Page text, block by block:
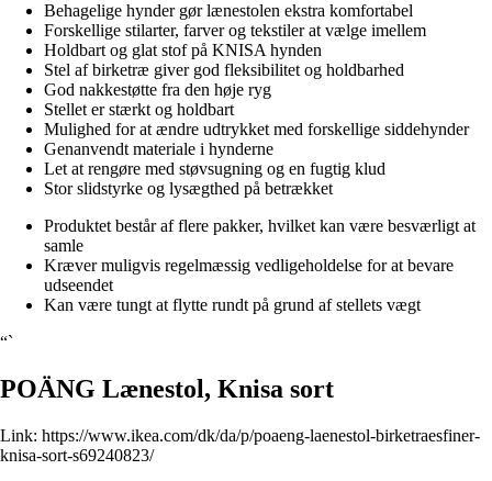
Behagelige hynder gør lænestolen ekstra komfortabel
Forskellige stilarter, farver og tekstiler at vælge imellem
Holdbart og glat stof på KNISA hynden
Stel af birketræ giver god fleksibilitet og holdbarhed
God nakkestøtte fra den høje ryg
Stellet er stærkt og holdbart
Mulighed for at ændre udtrykket med forskellige siddehynder
Genanvendt materiale i hynderne
Let at rengøre med støvsugning og en fugtig klud
Stor slidstyrke og lysægthed på betrækket
Produktet består af flere pakker, hvilket kan være besværligt at
samle
Kræver muligvis regelmæssig vedligeholdelse for at bevare
udseendet
Kan være tungt at flytte rundt på grund af stellets vægt
“`
POÄNG Lænestol, Knisa sort
Link: https://www.ikea.com/dk/da/p/poaeng-laenestol-birketraesfiner-
knisa-sort-s69240823/